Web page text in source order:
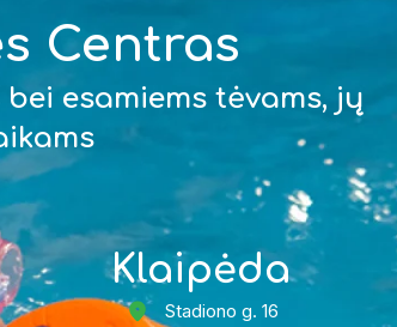
Centras
esamiems tėvams, jų
Klaipėda
Stadiono g. 16